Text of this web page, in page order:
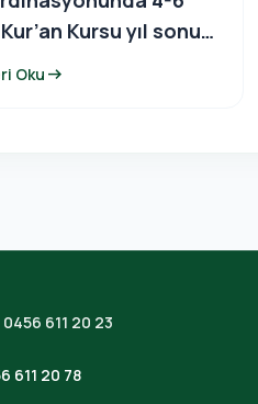
Kursu yıl sonu
Oku arrow_right_alt
0456 611 20 23
611 20 78